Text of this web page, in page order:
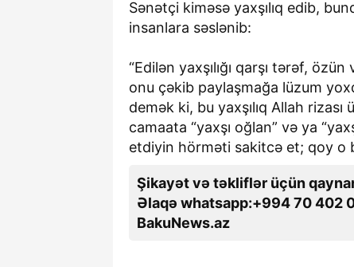
Sənətçi kiməsə yaxşılıq edib,
insanlara səslənib:
“Edilən yaxşılığı qarşı tərəf,
onu çəkib paylaşmağa lüzum
demək ki, bu yaxşılıq Allah
camaata “yaxşı oğlan” və ya
etdiyin hörməti sakitcə et; qoy o
Şikayət və təkliflər üçün
Əlaqə whatsapp:+994 70 402
BakuNews.az